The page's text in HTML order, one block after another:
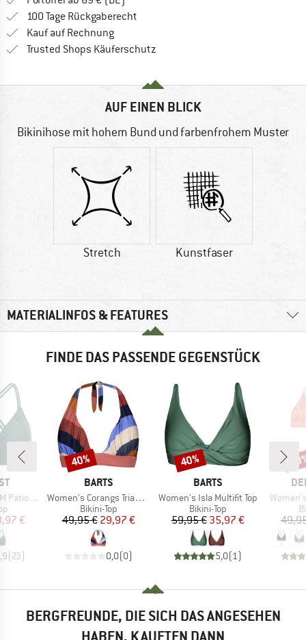
100 Tage Rückgaberecht
Kauf auf RechnungFinde die Zahlungs-Infos hier! Öffnet
Trusted Shops Käuferschutz
AUF EINEN BLICK
Bikinihose mit hohem Bund und farbenfrohem Muster
Stretch Kunstfaser
MATERIALINFOS & FEATURES
FINDE DAS PASSENDE GEGENSTÜCK
Triangle
Preis
€
(23)
MARKE
BARTS
Artikel
Women's Corangs Triangle Halter
Produktgruppe
Bikini-Top
Preis
49,95 €reduzierter Preis
29,97 €
0,0(0)
Rabatt
40%
MARKE
BARTS
Artikel
Women's Isla Multifit Top
Produktgruppe
Bikini-Top
Preis
59,95 €reduzierter Preis
35,97 €
5,0( 1)
Rabatt
40%
Artikel
BERGFREUNDE, DIE SICH DAS ANGESEHEN
HABEN, KAUFTEN DANN